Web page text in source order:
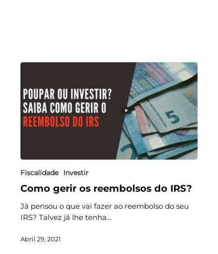
Fiscalidade Investir
Como gerir os reembolsos do IRS?
Já pensou o que vai fazer ao reembolso do seu
IRS? Talvez já lhe tenha…
Abril 29, 2021